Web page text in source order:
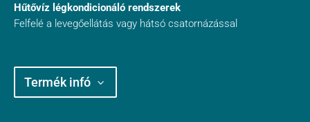
Hűtővíz légkondicionáló rendszerek
Felfelé a levegőellátás vagy hátsó csatornázással
Termék infó